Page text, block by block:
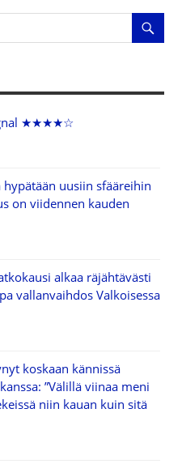
★★★★☆
uusiin sfääreihin
on viidennen kauden
alkaa räjähtävästi
vallanvaihdos Valkoisessa
koskaan kännissä
”Välillä viinaa meni
niin kauan kuin sitä